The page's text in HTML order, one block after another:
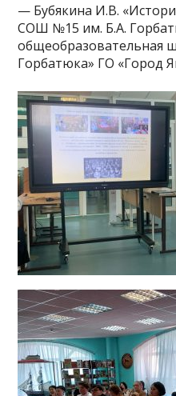
— Бубякина И.В.
СОШ №15 им. Б.А.
общеобразовательная
Горбатюка» ГО «Город